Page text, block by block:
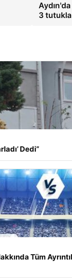
3
Dedi”
Tüm